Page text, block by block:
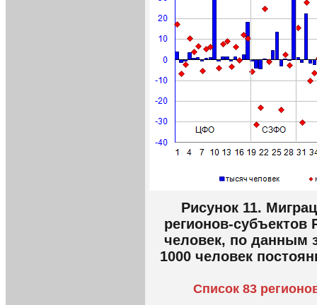
Рисунок 11.
регионов-
человек, по данным
1000 человек
Список 83